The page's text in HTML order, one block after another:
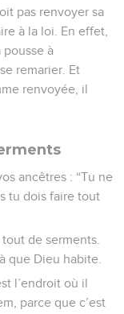
pas renvoyer sa
à la loi. En effet,
à
remarier. Et
renvoyée, il
ancêtres : “Tu ne
tu dois faire tout
de serments.
que Dieu habite.
l’endroit où il
parce que c’est